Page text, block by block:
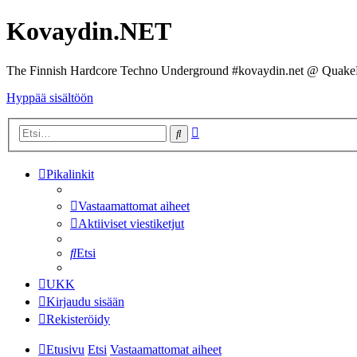
Kovaydin.NET
The Finnish Hardcore Techno Underground #kovaydin.net @
Hyppää sisältöön
Etsi
Pikalinkit
Vastaamattomat aiheet
Aktiiviset viestiketjut
Etsi
UKK
Kirjaudu sisään
Rekisteröidy
Etusivu Etsi Vastaamattomat aiheet